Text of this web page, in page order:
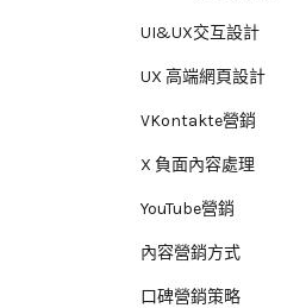
UI&UX交互設計
UX 高端網頁設計
VKontakte營銷
X 負面內容處理
YouTube營銷
內容營銷方式
口碑營銷策略